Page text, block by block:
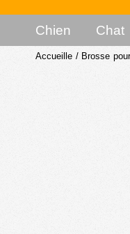
Chien
Chat
Accueille / Brosse